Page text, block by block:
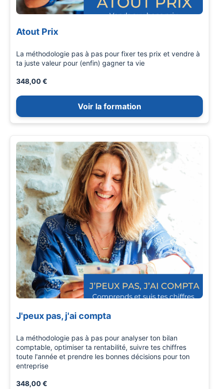
Atout Prix
La méthodologie pas à pas pour fixer tes prix et vendre à
ta juste valeur pour (enfin) gagner ta vie
348,00 €
Voir la formation
J'peux pas, j'ai compta
La méthodologie pas à pas pour analyser ton bilan
comptable, optimiser ta rentabilité, suivre tes chiffres
toute l'année et prendre les bonnes décisions pour ton
entreprise
348,00 €